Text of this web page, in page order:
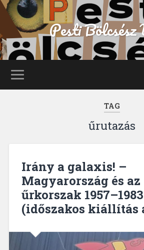
Pesti Bölcsész
TAG
űrutazás
Irány a galaxis! –
Magyarország és az
űrkorszak 1957–1983
(időszakos kiállítás